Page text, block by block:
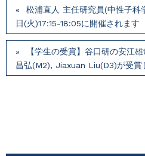
松浦直人 主任研究員(中性子科
⽇(火)17:15-18:05に開催されます
【学生の受賞】谷口研の安江
昌弘(M2), Jiaxuan Liu(D3)が受賞